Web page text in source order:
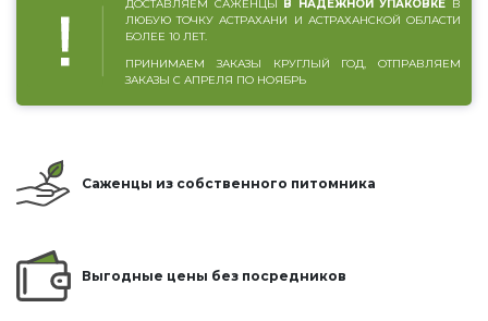
ДОСТАВЛЯЕМ САЖЕНЦЫ В НАДЕЖНОЙ УПАКОВКЕ В
ЛЮБУЮ ТОЧКУ АСТРАХАНИ И АСТРАХАНСКОЙ ОБЛАСТИ
БОЛЕЕ 10 ЛЕТ.
ПРИНИМАЕМ ЗАКАЗЫ КРУГЛЫЙ ГОД, ОТПРАВЛЯЕМ
ЗАКАЗЫ С АПРЕЛЯ ПО НОЯБРЬ
Саженцы из собственного питомника
Выгодные цены без посредников